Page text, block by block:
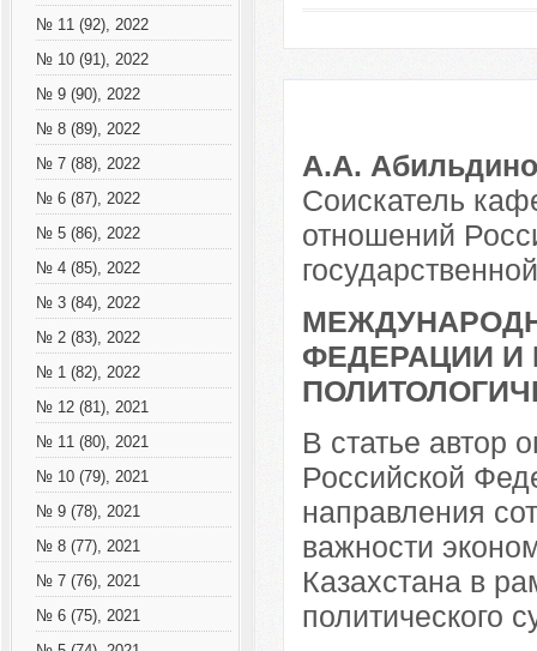
№ 11 (92), 2022
№ 10 (91), 2022
№ 9 (90), 2022
№ 8 (89), 2022
№ 7 (88), 2022
№ 6 (87), 2022
№ 5 (86), 2022
№ 4 (85), 2022
№ 3 (84), 2022
№ 2 (83), 2022
№ 1 (82), 2022
№ 12 (81), 2021
№ 11 (80), 2021
№ 10 (79), 2021
№ 9 (78), 2021
№ 8 (77), 2021
№ 7 (76), 2021
№ 6 (75), 2021
А.А.
Соискатель
отношений
ФЕДЕРАЦИИ И
В статье автор
Российской
направления
важности
Казахстана в
политического